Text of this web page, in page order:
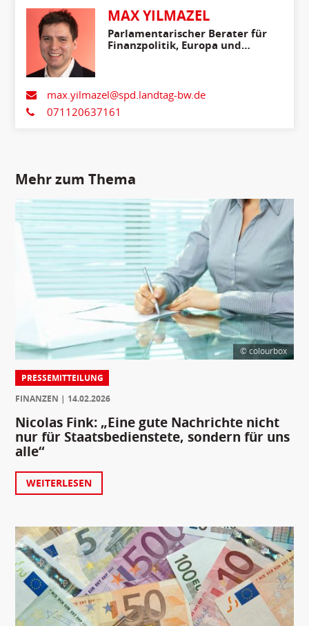
MAX YILMAZEL
Parlamentarischer Berater für
Finanzpolitik, Europa und
max.yilmazel@spd.landtag-bw.de
071120637161
Mehr zum Thema
© colourbox
PRESSEMITTEILUNG
FINANZEN
14.02.2026
Nicolas Fink: „Eine gute Nachrichte nicht
nur für Staatsbedienstete, sondern für uns
alle“
WEITERLESEN